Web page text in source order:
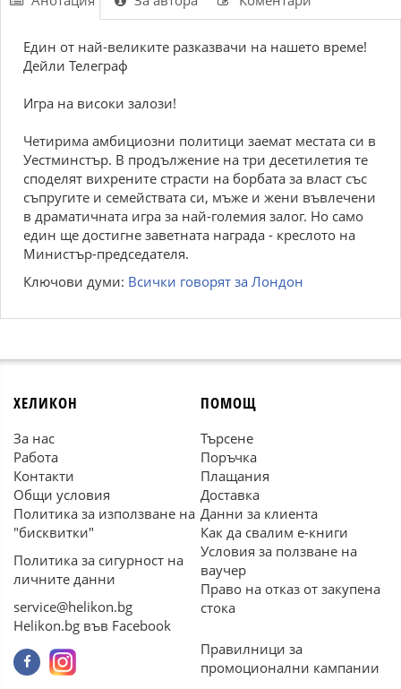
Един от най-великите разказвачи на нашето време!
Дейли Телеграф
Игра на високи залози!
Четирима амбициозни политици заемат местата си в
Уестминстър. В продължение на три десетилетия те
споделят вихрените страсти на борбата за власт със
съпругите и семействата си, мъже и жени въвлечени
в драматичната игра за най-големия залог. Но само
един ще достигне заветната награда - креслото на
Министър-председателя.
Ключови думи: Всички говорят за Лондон
ХЕЛИКОН
За нас
Работа
Контакти
Общи условия
Политика за използване на
"бисквитки"
Политика за сигурност на
личните данни
service@helikon.bg
Helikon.bg във Facebook
ПОМОЩ
Търсене
Поръчка
Плащания
Доставка
Данни за клиента
Как да свалим е-книги
Условия за ползване на
ваучер
Право на отказ от закупена
стока
Правилници за
промоционални кампании